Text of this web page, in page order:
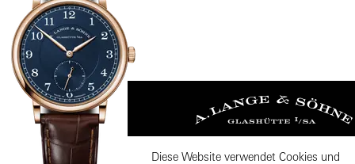
Diese Website verwendet Cookies und